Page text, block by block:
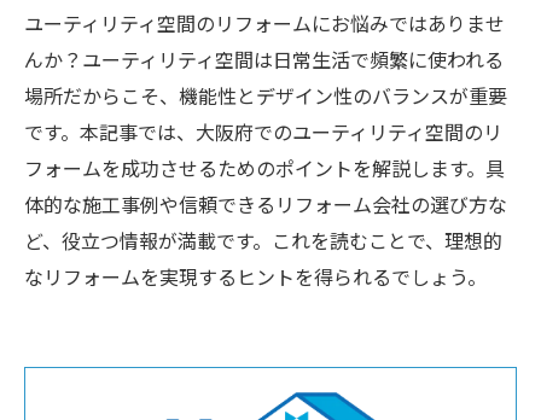
ユーティリティ空間のリフォームにお悩みではありませ
んか？ユーティリティ空間は日常生活で頻繁に使われる
場所だからこそ、機能性とデザイン性のバランスが重要
です。本記事では、大阪府でのユーティリティ空間のリ
フォームを成功させるためのポイントを解説します。具
体的な施工事例や信頼できるリフォーム会社の選び方な
ど、役立つ情報が満載です。これを読むことで、理想的
なリフォームを実現するヒントを得られるでしょう。